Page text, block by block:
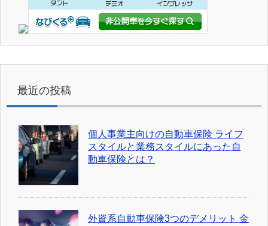
最近の投稿
個人事業主向けの自動車保険 ライフ
スタイルと業務スタイルにあった自
動車保険とは？
外資系自動車保険3つのデメリット 金